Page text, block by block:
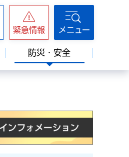
緊急情報 メニュー
防災・安全